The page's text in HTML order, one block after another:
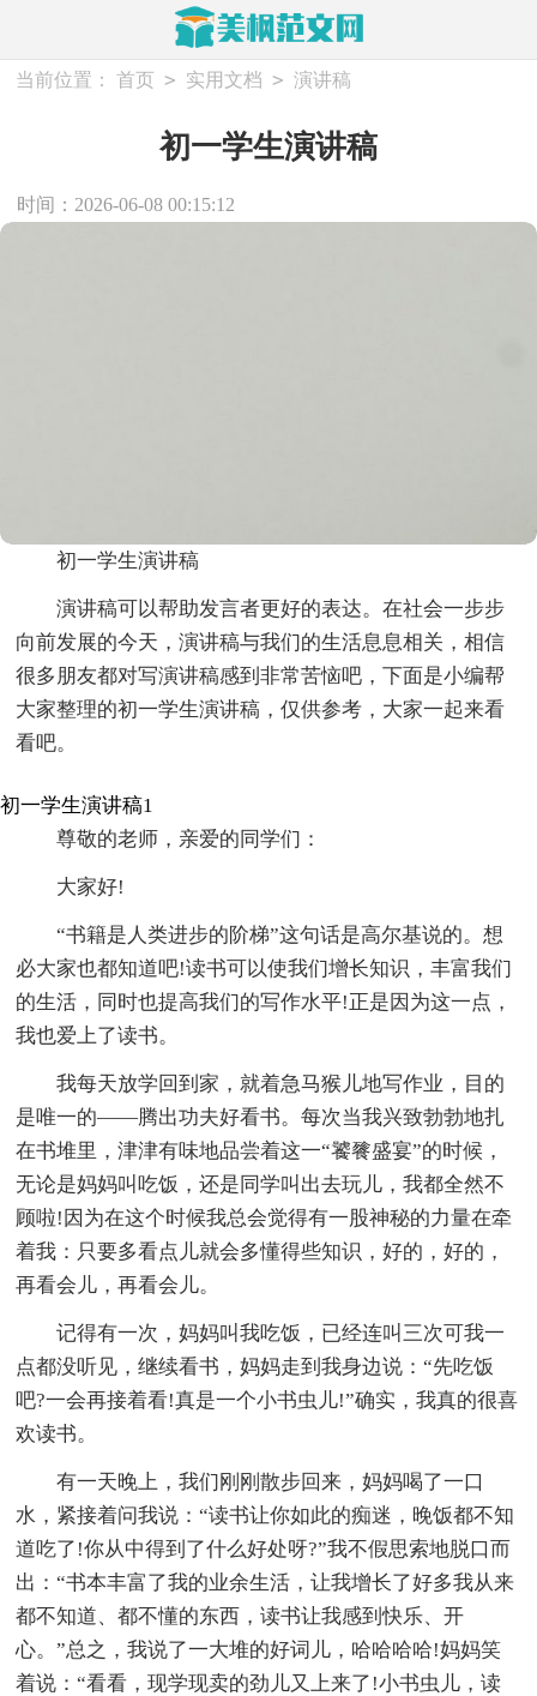
当前位置： 首页 > 实用文档 > 演讲稿
初一学生演讲稿
时间：2026-06-08 00:15:12
初一学生演讲稿
演讲稿可以帮助发言者更好的表达。在社会一步步
向前发展的今天，演讲稿与我们的生活息息相关，相信
很多朋友都对写演讲稿感到非常苦恼吧，下面是小编帮
大家整理的初一学生演讲稿，仅供参考，大家一起来看
看吧。
初一学生演讲稿1
尊敬的老师，亲爱的同学们：
大家好!
“书籍是人类进步的阶梯”这句话是高尔基说的。想
必大家也都知道吧!读书可以使我们增长知识，丰富我们
的生活，同时也提高我们的写作水平!正是因为这一点，
我也爱上了读书。
我每天放学回到家，就着急马猴儿地写作业，目的
是唯一的——腾出功夫好看书。每次当我兴致勃勃地扎
在书堆里，津津有味地品尝着这一“饕餮盛宴”的时候，
无论是妈妈叫吃饭，还是同学叫出去玩儿，我都全然不
顾啦!因为在这个时候我总会觉得有一股神秘的力量在牵
着我：只要多看点儿就会多懂得些知识，好的，好的，
再看会儿，再看会儿。
记得有一次，妈妈叫我吃饭，已经连叫三次可我一
点都没听见，继续看书，妈妈走到我身边说：“先吃饭
吧?一会再接着看!真是一个小书虫儿!”确实，我真的很喜
欢读书。
有一天晚上，我们刚刚散步回来，妈妈喝了一口
水，紧接着问我说：“读书让你如此的痴迷，晚饭都不知
道吃了!你从中得到了什么好处呀?”我不假思索地脱口而
出：“书本丰富了我的业余生活，让我增长了好多我从来
都不知道、都不懂的东西，读书让我感到快乐、开
心。”总之，我说了一大堆的好词儿，哈哈哈哈!妈妈笑
着说：“看看，现学现卖的劲儿又上来了!小书虫儿，读